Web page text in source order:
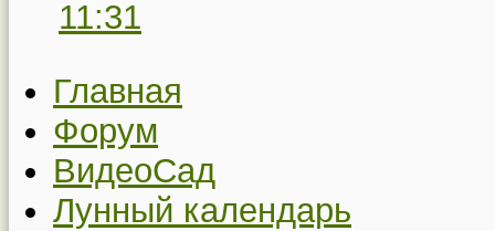
11:31
Главная
Форум
ВидеоСад
Лунный календарь